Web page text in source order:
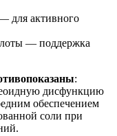
для активного
— поддержка
:
дисфункцию
обеспечением
соли при